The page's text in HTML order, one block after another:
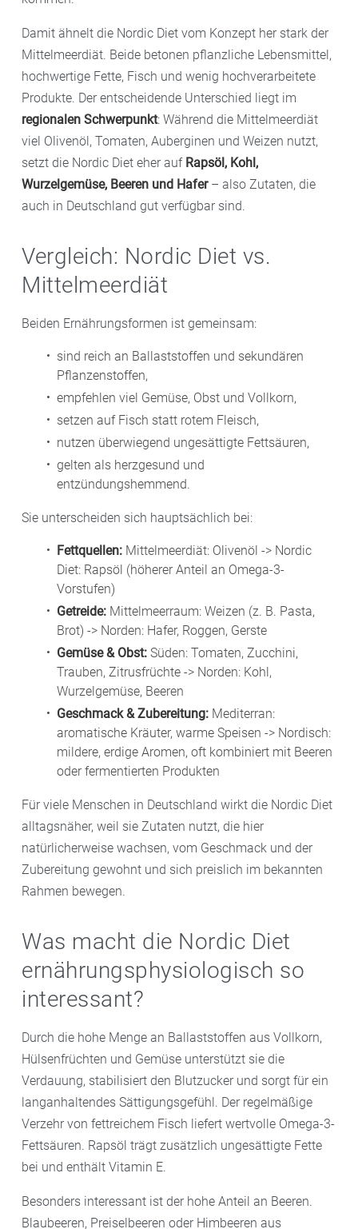
Damit ähnelt die Nordic Diet vom Konzept her stark der
Mittelmeerdiät. Beide betonen pflanzliche Lebensmittel,
hochwertige Fette, Fisch und wenig hochverarbeitete
Produkte. Der entscheidende Unterschied liegt im
regionalen Schwerpunkt: Während die Mittelmeerdiät
viel Olivenöl, Tomaten, Auberginen und Weizen nutzt,
setzt die Nordic Diet eher auf Rapsöl, Kohl,
Wurzelgemüse, Beeren und Hafer– also Zutaten, die
auch in Deutschland gut verfügbar sind.
Vergleich: Nordic Diet vs.
Mittelmeerdiät
Beiden Ernährungsformen ist gemeinsam:
sind reich an Ballaststoffen und sekundären
Pflanzenstoffen,
empfehlen viel Gemüse, Obst und Vollkorn,
setzen auf Fisch statt rotem Fleisch,
nutzen überwiegend ungesättigte Fettsäuren,
gelten als herzgesund und
entzündungshemmend.
Sie unterscheiden sich hauptsächlich bei:
Fettquellen: Mittelmeerdiät: Olivenöl -> Nordic
Diet: Rapsöl (höherer Anteil an Omega-3-
Vorstufen)
Getreide: Mittelmeerraum: Weizen (z. B. Pasta,
Brot) -> Norden: Hafer, Roggen, Gerste
Gemüse & Obst: Süden: Tomaten, Zucchini,
Trauben, Zitrusfrüchte -> Norden: Kohl,
Wurzelgemüse, Beeren
Geschmack & Zubereitung: Mediterran:
aromatische Kräuter, warme Speisen -> Nordisch:
mildere, erdige Aromen, oft kombiniert mit Beeren
oder fermentierten Produkten
Für viele Menschen in Deutschland wirkt die Nordic Diet
alltagsnäher, weil sie Zutaten nutzt, die hier
natürlicherweise wachsen, vom Geschmack und der
Zubereitung gewohnt und sich preislich im bekannten
Rahmen bewegen.
Was macht die Nordic Diet
ernährungsphysiologisch so
interessant?
Durch die hohe Menge an Ballaststoffen aus Vollkorn,
Hülsenfrüchten und Gemüse unterstützt sie die
Verdauung, stabilisiert den Blutzucker und sorgt für ein
langanhaltendes Sättigungsgefühl. Der regelmäßige
Verzehr von fettreichem Fisch liefert wertvolle Omega-3-
Fettsäuren. Rapsöl trägt zusätzlich ungesättigte Fette
bei und enthält Vitamin E.
Besonders interessant ist der hohe Anteil an Beeren.
Blaubeeren, Preiselbeeren oder Himbeeren aus